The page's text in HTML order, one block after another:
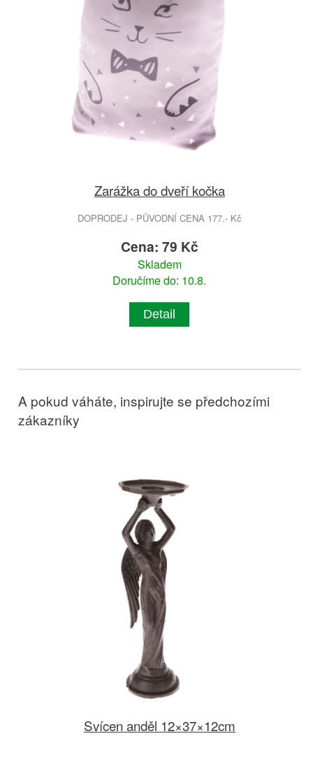
Zarážka do dveří kočka
DOPRODEJ - PŮVODNÍ CENA 177.- Kč
Cena: 79 Kč
Skladem
Doručíme do: 10.8.
Detail
A pokud váháte, inspirujte se předchozími
zákazníky
Svícen anděl 12×37×12cm